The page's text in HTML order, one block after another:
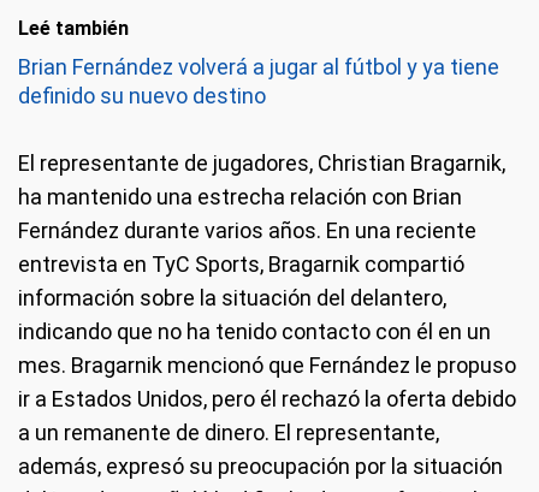
Leé también
Brian Fernández volverá a jugar al fútbol y ya tiene
definido su nuevo destino
El representante de jugadores, Christian Bragarnik,
ha mantenido una estrecha relación con Brian
Fernández durante varios años. En una reciente
entrevista en TyC Sports, Bragarnik compartió
información sobre la situación del delantero,
indicando que no ha tenido contacto con él en un
mes. Bragarnik mencionó que Fernández le propuso
ir a Estados Unidos, pero él rechazó la oferta debido
a un remanente de dinero. El representante,
además, expresó su preocupación por la situación